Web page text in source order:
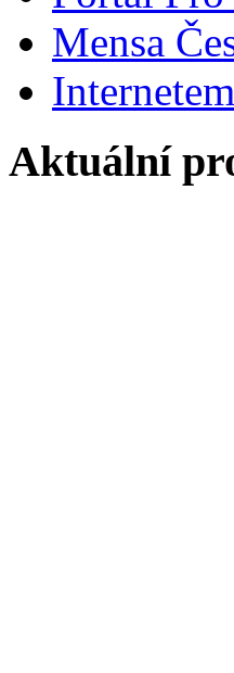
Mensa
Aktuální